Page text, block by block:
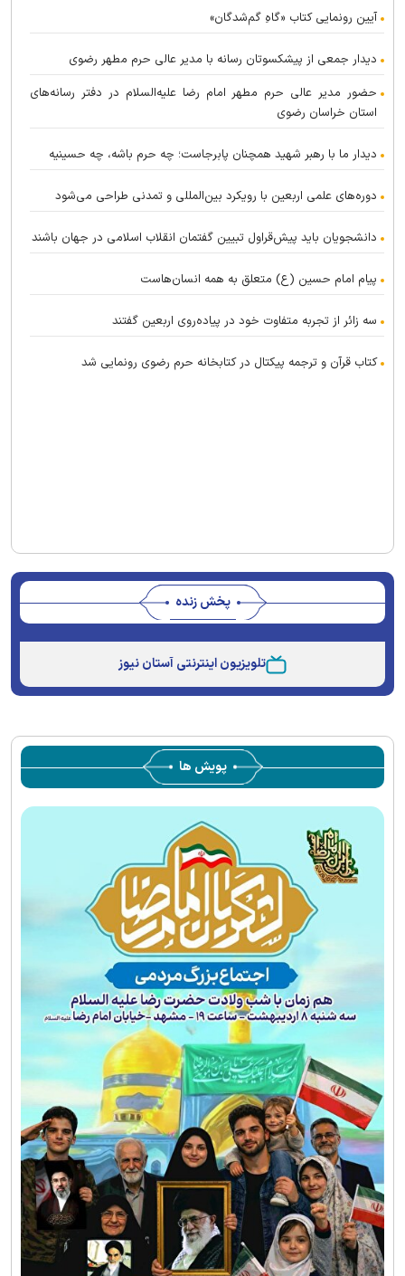
آیین رونمایی کتاب «گاهِ گم‌شدگان»
دیدار جمعی از پیشکسوتان رسانه با مدیر عالی حرم مطهر رضوی
حضور مدیر عالی حرم مطهر امام رضا علیه‌السلام در دفتر رسانه‌های
استان خراسان رضوی
دیدار ما با رهبر شهید همچنان پابرجاست؛ چه حرم باشه، چه حسینیه
دوره‌های علمی اربعین با رویکرد بین‌المللی و تمدنی طراحی می‌شود
دانشجویان باید پیش‌قراول تبیین گفتمان انقلاب اسلامی در جهان باشند
پیام امام حسین (ع) متعلق به همه انسان‌هاست
سه زائر از تجربه متفاوت خود در پیاده‌روی اربعین گفتند
کتاب قرآن و ترجمه پیکتال در کتابخانه حرم رضوی رونمایی شد
پخش زنده
تلویزیون اینترنتی آستان نیوز
پویش ها